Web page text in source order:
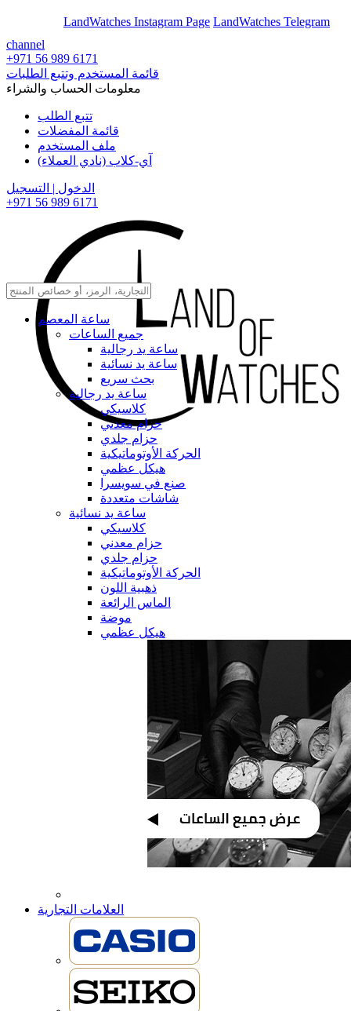
LandWatches Instagram Page LandWatches Telegram
channel
+971 56 989 6171
قائمة المستخدم وتتبع الطلبات
معلومات الحساب والشراء
تتبع الطلب
قائمة المفضلات
ملف المستخدم
آي-كلاب (نادي العملاء)
الدخول | التسجيل
+971 56 989 6171
ساعة المعصم
جميع الساعات
ساعة يد رجالية
ساعة يد نسائية
بحث سريع
ساعة يد رجالية
كلاسيكي
حزام معدني
حزام جلدي
الحركة الأوتوماتيكية
هيكل عظمي
صنع في سويسرا
شاشات متعددة
ساعة يد نسائية
كلاسيكي
حزام معدني
حزام جلدي
الحركة الأوتوماتيكية
ذهبية اللون
الماس الرائعة
موضة
هيكل عظمي
العلامات التجارية